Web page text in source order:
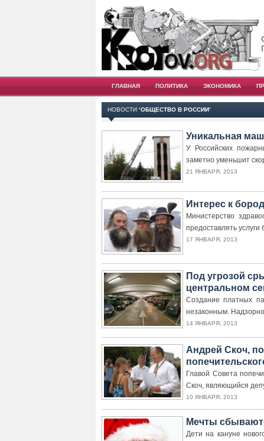
ГЛАВНАЯ ПОЛИТИКА ЭКОНОМИКА
НОВОСТИ ‘ОБЩЕСТВО В РОССИИ’
Уникальная
У Российских
заметно уменьшит
21 ЯНВАРЯ, 2013
Интерес к
Министерство
предоставлять
17 ЯНВАРЯ, 2013
Под угрозой
центральном
Создание платных
незаконным.
14 ЯНВАРЯ, 2013
Андрей Скоч,
Главой Совета
Скоч, являющийся
10 ЯНВАРЯ, 2013
Мечты
Дети на кануне